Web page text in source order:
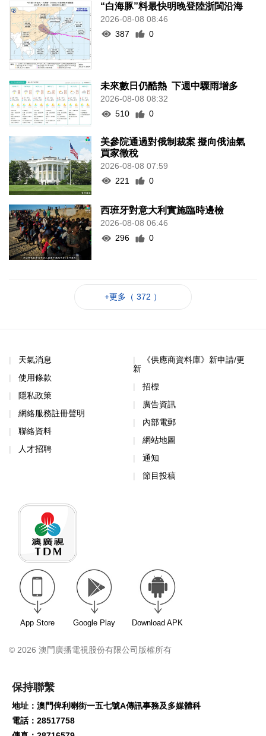
“白海豚”料最快明晚登陸浙閩沿海
2026-08-08 08:46
387
0
未來數日仍酷熱 下週中驟雨增多
2026-08-08 08:32
510
0
美參院通過對俄制裁案 擬向俄油氣
買家徵稅
2026-08-08 07:59
221
0
西班牙對意大利實施臨時邊檢
2026-08-08 06:46
296
0
+更多（ 372 ）
天氣消息
使用條款
隱私政策
網絡服務註冊聲明
聯絡資料
人才招聘
《供應商資料庫》新申請/更
新
招標
廣告資訊
內部電郵
網站地圖
通知
節目投稿
App Store Google Play Download APK
© 2026 澳門廣播電視股份有限公司版權所有
保持聯繫
地址：澳門俾利喇街一五七號A傳訊事務及多媒體科
電話：28517758